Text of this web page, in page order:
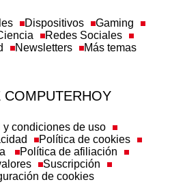
Dispositivos
Gaming
Redes Sociales
Newsletters Más temas
COMPUTERHOY
condiciones de uso
Política de cookies
Política de afiliación
Suscripción
de cookies